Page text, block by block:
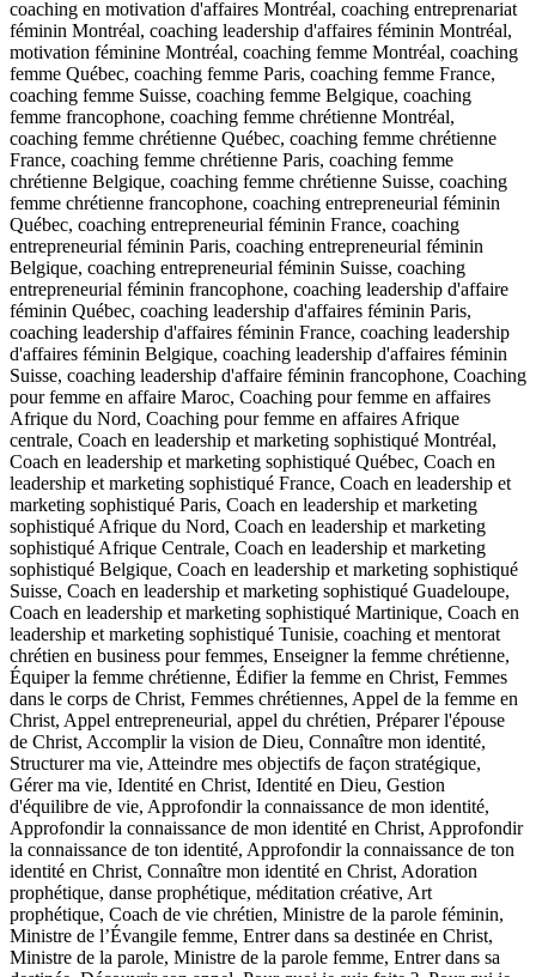
coaching en motivation d'affaires Montréal, coaching entreprenariat
féminin Montréal, coaching leadership d'affaires féminin Montréal,
motivation féminine Montréal, coaching femme Montréal, coaching
femme Québec, coaching femme Paris, coaching femme France,
coaching femme Suisse, coaching femme Belgique, coaching
femme francophone, coaching femme chrétienne Montréal,
coaching femme chrétienne Québec, coaching femme chrétienne
France, coaching femme chrétienne Paris, coaching femme
chrétienne Belgique, coaching femme chrétienne Suisse, coaching
femme chrétienne francophone, coaching entrepreneurial féminin
Québec, coaching entrepreneurial féminin France, coaching
entrepreneurial féminin Paris, coaching entrepreneurial féminin
Belgique, coaching entrepreneurial féminin Suisse, coaching
entrepreneurial féminin francophone, coaching leadership d'affaire
féminin Québec, coaching leadership d'affaires féminin Paris,
coaching leadership d'affaires féminin France, coaching leadership
d'affaires féminin Belgique, coaching leadership d'affaires féminin
Suisse, coaching leadership d'affaire féminin francophone, Coaching
pour femme en affaire Maroc, Coaching pour femme en affaires
Afrique du Nord, Coaching pour femme en affaires Afrique
centrale, Coach en leadership et marketing sophistiqué Montréal,
Coach en leadership et marketing sophistiqué Québec, Coach en
leadership et marketing sophistiqué France, Coach en leadership et
marketing sophistiqué Paris, Coach en leadership et marketing
sophistiqué Afrique du Nord, Coach en leadership et marketing
sophistiqué Afrique Centrale, Coach en leadership et marketing
sophistiqué Belgique, Coach en leadership et marketing sophistiqué
Suisse, Coach en leadership et marketing sophistiqué Guadeloupe,
Coach en leadership et marketing sophistiqué Martinique, Coach en
leadership et marketing sophistiqué Tunisie, coaching et mentorat
chrétien en business pour femmes, Enseigner la femme chrétienne,
Équiper la femme chrétienne, Édifier la femme en Christ, Femmes
dans le corps de Christ, Femmes chrétiennes, Appel de la femme en
Christ, Appel entrepreneurial, appel du chrétien, Préparer l'épouse
de Christ, Accomplir la vision de Dieu, Connaître mon identité,
Structurer ma vie, Atteindre mes objectifs de façon stratégique,
Gérer ma vie, Identité en Christ, Identité en Dieu, Gestion
d'équilibre de vie, Approfondir la connaissance de mon identité,
Approfondir la connaissance de mon identité en Christ, Approfondir
la connaissance de ton identité, Approfondir la connaissance de ton
identité en Christ, Connaître mon identité en Christ, Adoration
prophétique, danse prophétique, méditation créative, Art
prophétique, Coach de vie chrétien, Ministre de la parole féminin,
Ministre de l’Évangile femme, Entrer dans sa destinée en Christ,
Ministre de la parole, Ministre de la parole femme, Entrer dans sa